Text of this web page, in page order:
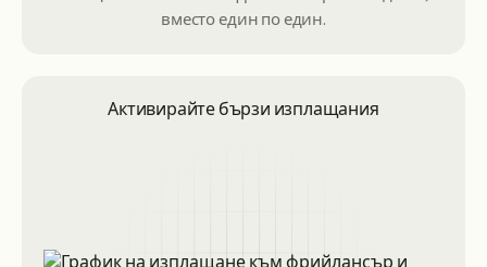
вместо един по един.
Активирайте бързи изплащания